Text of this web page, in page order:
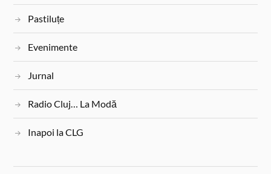
Pastiluțe
Evenimente
Jurnal
Radio Cluj… La Modă
Inapoi la CLG